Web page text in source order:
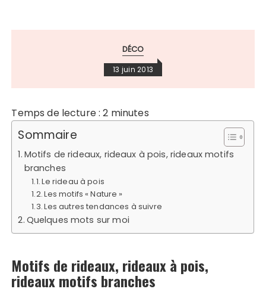
DÉCO
13 juin 2013
Temps de lecture :2 minutes
Sommaire
Motifs de rideaux, rideaux à pois, rideaux motifs
branches
Le rideau à pois
Les motifs « Nature »
Les autres tendances à suivre
Quelques mots sur moi
Motifs de rideaux, rideaux à pois,
rideaux motifs branches